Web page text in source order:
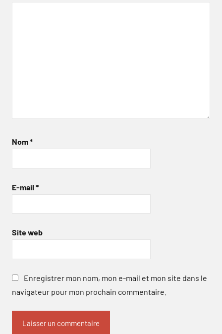
Nom*
E-mail *
Site web
Enregistrer mon nom, mon e-mail et mon site dans le
navigateur pour mon prochain commentaire.